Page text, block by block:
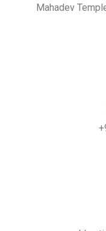
Mahadev